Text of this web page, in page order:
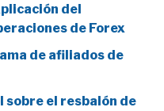
del
de Forex
de afiliados de
sobre el resbalón de